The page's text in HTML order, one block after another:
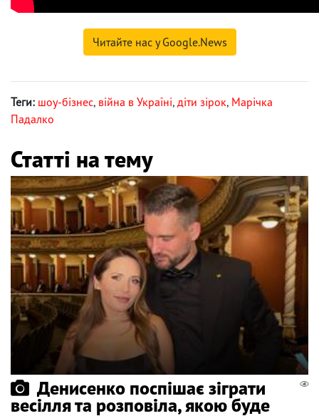
Читайте нас у Google.News
Теги: шоу-бізнес, війна в Україні, діти зірок, Марічка
Падалко
Статті на тему
Денисенко поспішає зіграти
весілля та розповіла, якою буде